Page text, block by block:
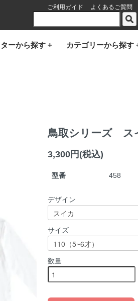
ご利用ガイド よくあるご質問
ーから探す + カテゴリーから探す
鳥取シリーズ ス
3,300円(税込)
型番 458
デザイン
サイズ
数量